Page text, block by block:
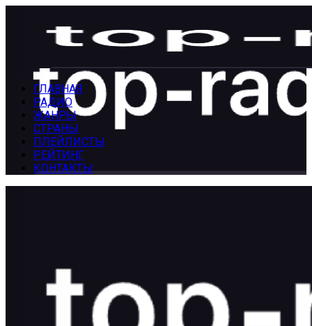
содержанию
Блог Топ-Радио
ГЛАВНАЯ
РАДИО
ЖАНРЫ
СТРАНЫ
ПЛЕЙЛИСТЫ
РЕЙТИНГ
КОНТАКТЫ